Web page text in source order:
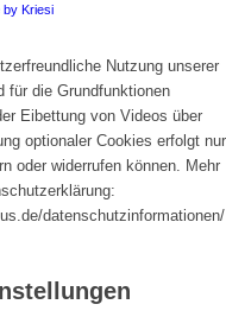
by Kriesi
Nutzung unserer
für die Grundfunktionen
Eibettung von Videos über
optionaler Cookies erfolgt nur
oder widerrufen können. Mehr
datenschutzinformationen/